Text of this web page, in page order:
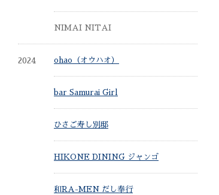
NIMAI NITAI
2024 ohao（オウハオ）
bar Samurai Girl
ひさご寿し別邸
HIKONE DINING ジャンゴ
和RA-MEN だし奉行